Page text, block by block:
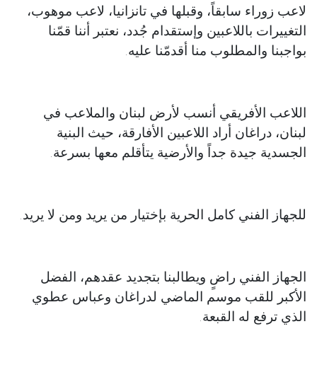
لاعب زوراء سابقاً، وقبلها في تانزانيا، لاعب موهوب،
التغييرات باللاعبين وإستقدام جُدد، نعتبر أننا قمّنا
بواجبنا والمطلوب منا أقدمّنا عليه.
اللاعب الأفريقي أنسب لأرض لبنان والملاعب في
لبنان، دراغان أراد اللاعبين الأفارقة، حيث البنية
الجسدية جيدة جداً والأرضية يتأقلم معها بسرعة.
للجهاز الفني كامل الحرية بإختيار من يريد ومن لا يريد.
الجهاز الفني راضٍ ويطالبنا بتجديد عقدهم، الفضل
الأكبر للقب موسم الماضي لدراغان وعباس عطوي
الذي ترفع له القبعة.